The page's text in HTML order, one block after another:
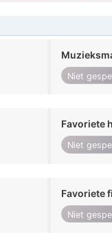
Niet
Favoriete
Niet
Favoriete
Niet